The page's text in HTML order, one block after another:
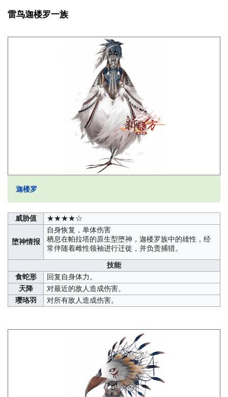
雷鸟迦楼罗一族
迦楼罗
威胁值 ★★★★☆
堕神情报
自身恢复，单体伤害
栖息在帕拉塔的原生型堕神，迦楼罗族中的雄性，经
常伴随着雌性领袖进行迁徙，并负责捕猎。
技能
食蛇形
回复自身体力。
天降
对最近的敌人造成伤害。
璎珞羽
对所有敌人造成伤害。